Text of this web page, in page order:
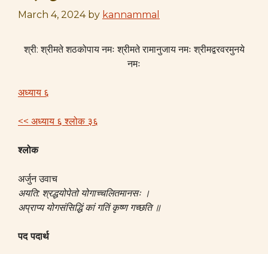
March 4, 2024 by kannammal
श्री: श्रीमते शठकोपाय नमः श्रीमते रामानुजाय नमः श्रीमद्वरवरमुनये
नमः
अध्याय ६
<< अध्याय ६ श्लोक ३६
श्लोक
अर्जुन उवाच
अयति: श्रद्धयोपेतो योगाच्चलितमानसः ।
अप्राप्य योगसंसिद्धिं कां गतिं कृष्ण गच्छति ॥
पद पदार्थ